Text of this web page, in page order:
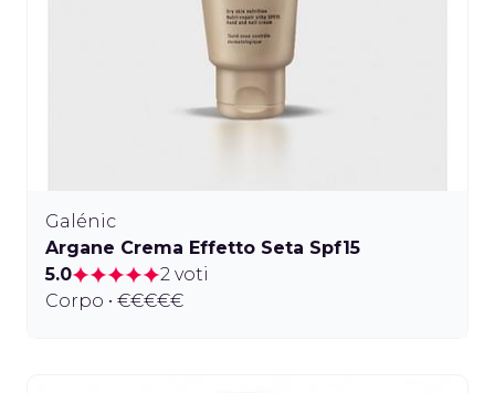
Galénic
Argane Crema Effetto Seta Spf15
5.0
2 voti
Corpo • €€€€€